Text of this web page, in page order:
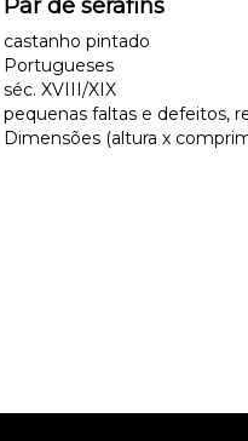
Par de serafins
castanho pintado
Portugueses
séc. XVIII/XIX
pequenas faltas e defeitos,
Dimensões (altura x